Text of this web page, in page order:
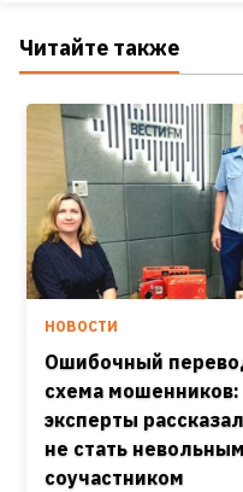
Читайте также
НОВОСТИ
Ошибочный
схема мошенников:
эксперты
не стать невольным
соучастником